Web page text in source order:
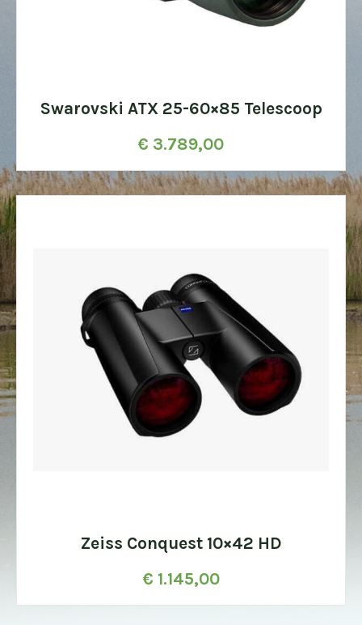
Swarovski ATX 25-60×85 Telescoop
€ 3.789,00
Zeiss Conquest 10×42 HD
€ 1.145,00